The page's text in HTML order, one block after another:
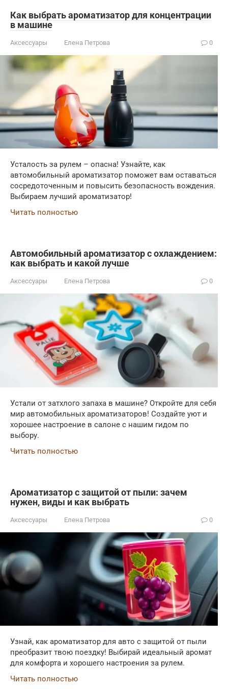
Как выбрать ароматизатор для концентрации
в машине
Аксессуары Елена Петрова 0
Усталость за рулем – опасна! Узнайте, как
автомобильный ароматизатор поможет вам оставаться
сосредоточенным и повысить безопасность вождения.
Выбираем лучший ароматизатор!
Читать полностью
Автомобильный ароматизатор с охлаждением:
как выбрать и какой лучше
Аксессуары Елена Петрова 0
Устали от затхлого запаха в машине? Откройте для себя
мир автомобильных ароматизаторов! Создайте уют и
хорошее настроение в салоне с нашим гидом по
выбору.
Читать полностью
Ароматизатор с защитой от пыли: зачем
нужен, виды и как выбрать
Аксессуары Елена Петрова 0
Узнай, как ароматизатор для авто с защитой от пыли
преобразит твою поездку! Выбирай идеальный аромат
для комфорта и хорошего настроения за рулем.
Читать полностью